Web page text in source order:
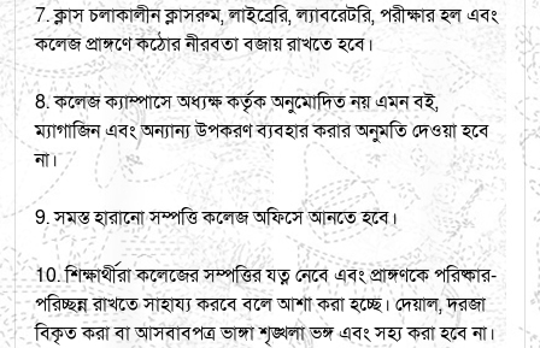
7. ক্লাস চলাকালীন ক্লাসরুম, লাইব্রেরি, ল্যাবরেটরি, পরীক্ষার হল এবং
কলেজ প্রাঙ্গণে কঠোর নীরবতা বজায় রাখতে হবে।
8. কলেজ ক্যাম্পাসে অধ্যক্ষ কর্তৃক অনুমোদিত নয় এমন বই,
ম্যাগাজিন এবং অন্যান্য উপকরণ ব্যবহার করার অনুমতি দেওয়া হবে
না।
9. সমস্ত হারানো সম্পত্তি কলেজ অফিসে আনতে হবে।
10. শিক্ষার্থীরা কলেজের সম্পত্তির যত্ন নেবে এবং প্রাঙ্গণকে পরিষ্কার-
পরিচ্ছন্ন রাখতে সাহায্য করবে বলে আশা করা হচ্ছে। দেয়াল, দরজা
বিকৃত করা বা আসবাবপত্র ভাঙ্গা শৃঙ্খলা ভঙ্গ এবং সহ্য করা হবে না।